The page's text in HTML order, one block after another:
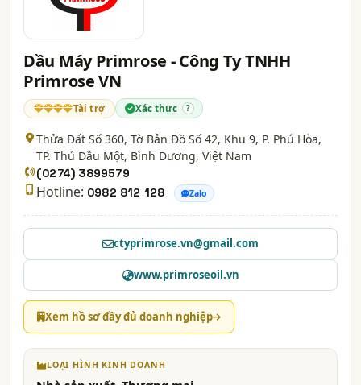
Dầu Máy Primrose - Công Ty TNHH
Primrose VN
Tài trợ Xác thực ?
Thửa Đất Số 360, Tờ Bản Đồ Số 42, Khu 9, P. Phú Hòa,
TP. Thủ Dầu Một, Bình Dương, Việt Nam
(0274) 3899579
Hotline: 0982 812 128 Zalo
ctyprimrose.vn@gmail.com
www.primroseoil.vn
Xem hồ sơ đầy đủ doanh nghiệp
LOẠI HÌNH KINH DOANH